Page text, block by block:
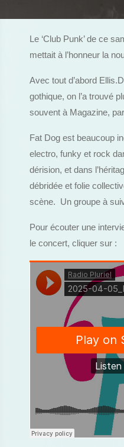
Le ‘Club Punk’ de ce
mettait à l’honneur la
Avec tout d’abord
gothique, on l’a trouvé
souvent à Magazine,
Fat Dog est beaucoup
electro, funky et rock
dérision, et dans
débridée et folie
scène. Un groupe à
Pour écouter une
le concert, cliquer sur :